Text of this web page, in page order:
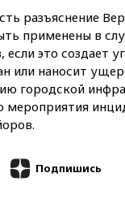
разъяснение
применены в
если это создает
или наносит
городской
мероприятия
Подпишись